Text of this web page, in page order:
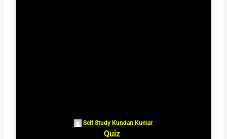
Self Study Kundan Kumar
Quiz